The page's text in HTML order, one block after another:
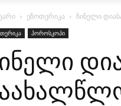
ეზოთერიკა ჩინელი
ჰოროსკოპი